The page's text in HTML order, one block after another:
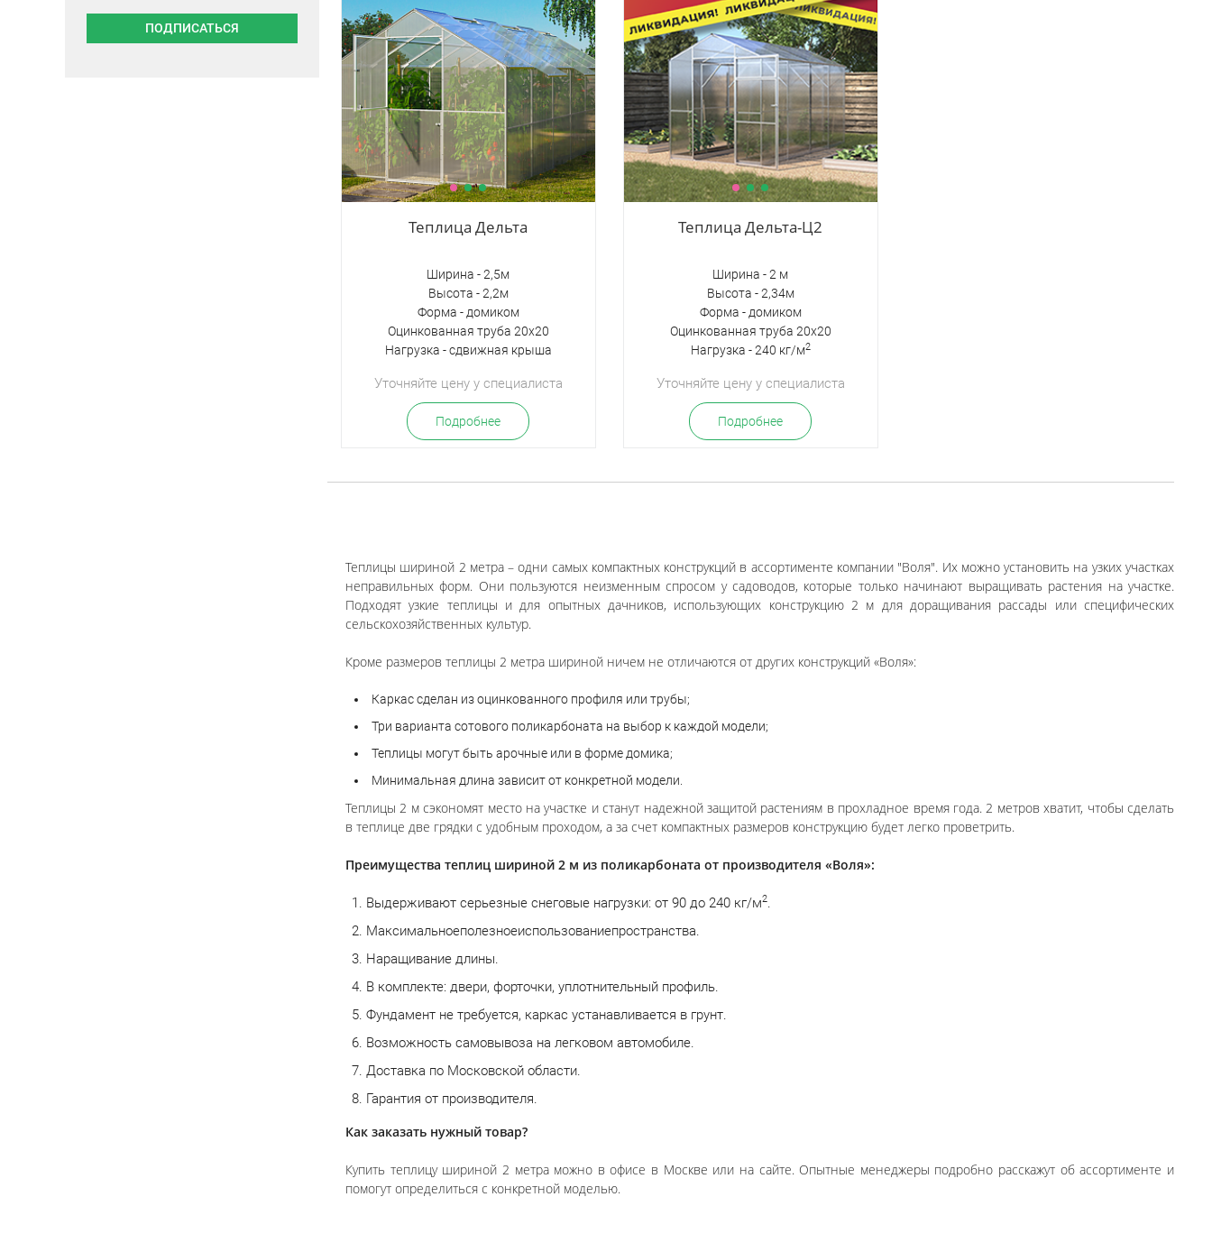
ПОДПИСАТЬСЯ
Теплица Дельта
Ширина - 2,5м
Высота - 2,2м
Форма - домиком
Оцинкованная труба 20х20
Нагрузка - сдвижная крыша
Уточняйте цену у специалиста
Подробнее
Теплица Дельта-Ц2
Ширина - 2 м
Высота - 2,34м
Форма - домиком
Оцинкованная труба 20х20
Нагрузка - 240 кг/м2
Уточняйте цену у специалиста
Подробнее
Теплицы шириной 2 метра – одни самых компактных конструкций в ассортименте компании "Воля". Их можно установить на узких участках
неправильных форм. Они пользуются неизменным спросом у садоводов, которые только начинают выращивать растения на участке.
Подходят узкие теплицы и для опытных дачников, использующих конструкцию 2 м для доращивания рассады или специфических
сельскохозяйственных культур.
Кроме размеров теплицы 2 метра шириной ничем не отличаются от других конструкций «Воля»:
Каркас сделан из оцинкованного профиля или трубы;
Три варианта сотового поликарбоната на выбор к каждой модели;
Теплицы могут быть арочные или в форме домика;
Минимальная длина зависит от конкретной модели.
Теплицы 2 м сэкономят место на участке и станут надежной защитой растениям в прохладное время года. 2 метров хватит, чтобы сделать
в теплице две грядки с удобным проходом, а за счет компактных размеров конструкцию будет легко проветрить.
Преимущества теплиц шириной 2 м из поликарбоната от производителя «Воля»:
Выдерживают серьезные снеговые нагрузки: от 90 до 240 кг/м2.
Максимальноеполезноеиспользованиепространства.
Наращивание длины.
В комплекте: двери, форточки, уплотнительный профиль.
Фундамент не требуется, каркас устанавливается в грунт.
Возможность самовывоза на легковом автомобиле.
Доставка по Московской области.
Гарантия от производителя.
Как заказать нужный товар?
Купить теплицу шириной 2 метра можно в офисе в Москве или на сайте. Опытные менеджеры подробно расскажут об ассортименте и
помогут определиться с конкретной моделью.